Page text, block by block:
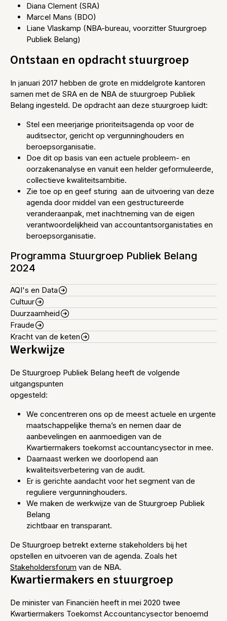
Diana Clement (SRA)
Marcel Mans (BDO)
Liane Vlaskamp (NBA-bureau, voorzitter Stuurgroep
Publiek Belang)
Ontstaan en opdracht stuurgroep
In januari 2017 hebben de grote en middelgrote kantoren
samen met de SRA en de NBA de stuurgroep Publiek
Belang ingesteld. De opdracht aan deze stuurgroep luidt:
Stel een meerjarige prioriteitsagenda op voor de
auditsector, gericht op vergunninghouders en
beroepsorganisatie.
Doe dit op basis van een actuele probleem- en
oorzakenanalyse en vanuit een helder geformuleerde,
collectieve kwaliteitsambitie.
Zie toe op en geef sturing aan de uitvoering van deze
agenda door middel van een gestructureerde
veranderaanpak, met inachtneming van de eigen
verantwoordelijkheid van accountantsorganistaties en
beroepsorganisatie.
Programma Stuurgroep Publiek Belang
2024
AQI's en Data
Cultuur
Duurzaamheid
Fraude
Kracht van de keten
Werkwijze
De Stuurgroep Publiek Belang heeft de volgende
uitgangspunten
opgesteld:
We concentreren ons op de meest actuele en urgente
maatschappelijke thema’s en nemen daar de
aanbevelingen en aanmoedigen van de
Kwartiermakers toekomst accountancysector in mee.
Daarnaast werken we doorlopend aan
kwaliteitsverbetering van de audit.
Er is gerichte aandacht voor het segment van de
reguliere vergunninghouders.
We maken de werkwijze van de Stuurgroep Publiek
Belang
zichtbaar en transparant.
De Stuurgroep betrekt externe stakeholders bij het
opstellen en uitvoeren van de agenda. Zoals het
Stakeholdersforum van de NBA.
Kwartiermakers en stuurgroep
De minister van Financiën heeft in mei 2020 twee
Kwartiermakers Toekomst Accountancysector benoemd